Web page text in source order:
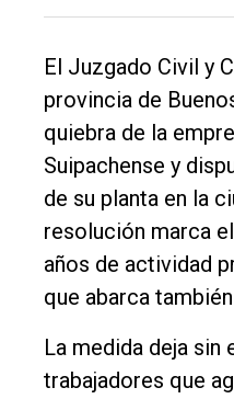
Inicio
Tendencia
Int.
General
Política
Cultura
Entrevistas
Rural
El Juzgado Civil y
provincia de
quiebra de la
Suipachense y
de su planta en la
resolución marca
años de actividad
que abarca
La medida deja sin
trabajadores que